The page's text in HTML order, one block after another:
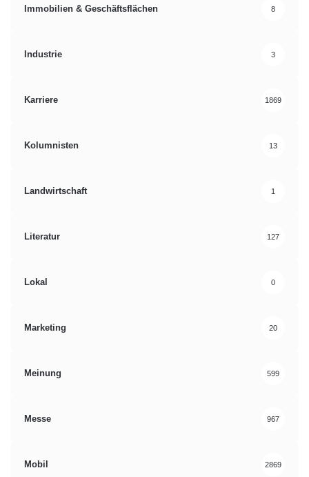
Immobilien & Geschäftsflächen 8
Industrie 3
Karriere 1869
Kolumnisten 13
Landwirtschaft 1
Literatur 127
Lokal 0
Marketing 20
Meinung 599
Messe 967
Mobil 2869